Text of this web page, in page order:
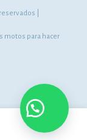
|
motos para hacer